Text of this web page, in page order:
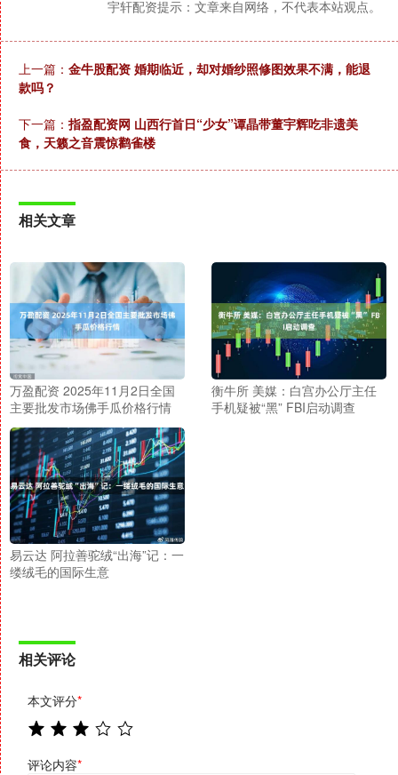
宇轩配资提示：文章来自网络，不代表本站观点。
上一篇： 金牛股配资 婚期临近，却对婚纱照修图效果不满，能退
款吗？
下一篇： 指盈配资网 山西行首日“少女”谭晶带董宇辉吃非遗美
食，天籁之音震惊鹳雀楼
相关文章
万盈配资 2025年11月2日全国
主要批发市场佛手瓜价格行情
衡牛所 美媒：白宫办公厅主任
手机疑被“黑” FBI启动调查
易云达 阿拉善驼绒“出海”记：一
缕绒毛的国际生意
相关评论
本文评分*
评论内容*